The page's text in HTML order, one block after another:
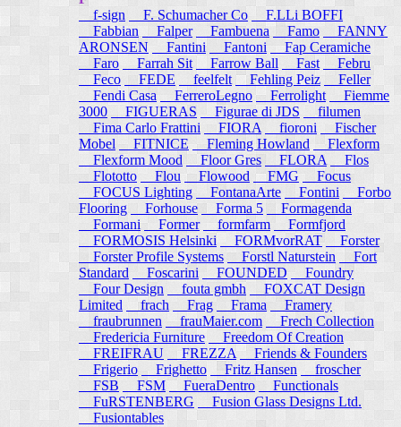
f-sign
F. Schumacher Co
F.LLi BOFFI
Fabbian
Falper Fambuena Famo
FANNY
ARONSEN
Fantini Fantoni
Fap Ceramiche
Faro
Farrah Sit Farrow Ball Fast
Febru
Feco
FEDE feelfelt Fehling Peiz
Feller
Fendi Casa
FerreroLegno Ferrolight
Fiemme
3000
FIGUERAS Figurae di JDS
filumen
Fima Carlo Frattini
FIORA fioroni
Fischer
Mobel
FITNICE Fleming Howland
Flexform
Flexform Mood
Floor Gres FLORA
Flos
Flototto
Flou Flowood FMG
Focus
FOCUS Lighting
FontanaArte Fontini
Forbo
Flooring
Forhouse Forma 5
Formagenda
Formani
Former formfarm
Formfjord
FORMOSIS Helsinki
FORMvorRAT
Forster
Forster Profile Systems
Forstl Naturstein
Fort
Standard
Foscarini FOUNDED
Foundry
Four Design
fouta gmbh
FOXCAT Design
Limited
frach Frag Frama
Framery
fraubrunnen
frauMaier.com
Frech Collection
Fredericia Furniture
Freedom Of Creation
FREIFRAU
FREZZA
Friends & Founders
Frigerio
Frighetto Fritz Hansen
froscher
FSB
FSM FueraDentro
Functionals
FuRSTENBERG
Fusion Glass Designs Ltd.
Fusiontables